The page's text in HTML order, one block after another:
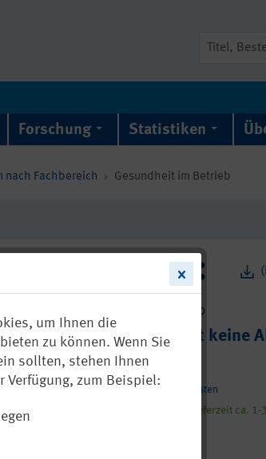
Forschung Statistiken
nach Fachbereich Gesundheit im Betrieb
DGUV Information 206-020
Prävention kennt keine
3,55 €
zzgl. Versandkosten
Sofort versandfertig, Lieferzeit ca. 1-
um Ihnen die
zu können. Wenn Sie
sollten, stehen Ihnen
Verfügung, zum Beispiel: